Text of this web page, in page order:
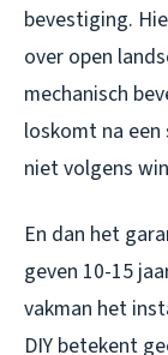
bevestiging.
over open
mechanisch
loskomt na
niet volgens
En dan het
geven 10-15
vakman het
DIY betekent